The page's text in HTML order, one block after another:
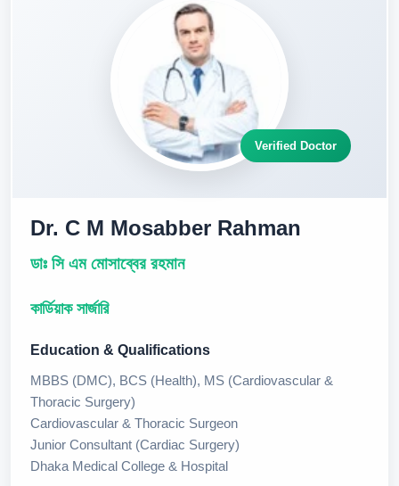
Verified Doctor
Dr. C M Mosabber Rahman
ডাঃ সি এম মোসাব্বের রহমান
কার্ডিয়াক সার্জারি
Education & Qualifications
MBBS (DMC), BCS (Health), MS (Cardiovascular &
Thoracic Surgery)
Cardiovascular & Thoracic Surgeon
Junior Consultant (Cardiac Surgery)
Dhaka Medical College & Hospital